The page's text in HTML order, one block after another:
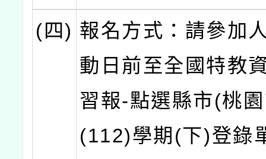
(四) 報名方式：請參加
動日前至全國特教
習報-點選縣市(桃
(112)學期(下)登錄